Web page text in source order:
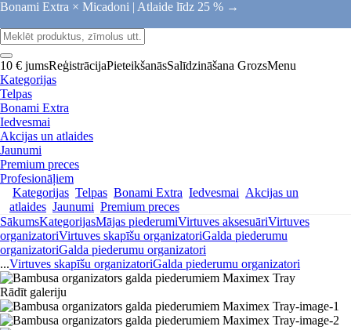
Bonami Extra × Micadoni | Atlaide līdz 25 % →
10 € jumsReģistrācijaPieteikšanāsSalīdzināšana GrozsMenu
Kategorijas
Telpas
Bonami Extra
Iedvesmai
Akcijas un atlaides
Jaunumi
Premium preces
Profesionāļiem
Kategorijas Telpas Bonami Extra Iedvesmai Akcijas un
atlaides Jaunumi Premium preces
SākumsKategorijasMājas piederumiVirtuves aksesuāriVirtuves
organizatoriVirtuves skapīšu organizatoriGalda piederumu
organizatoriGalda piederumu organizatori
...Virtuves skapīšu organizatoriGalda piederumu organizatori
Rādīt galeriju